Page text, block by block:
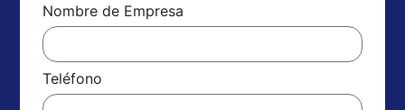
Nombre de Empresa
Teléfono